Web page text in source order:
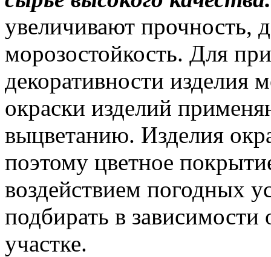
увеличивают прочность,
морозостойкость. Для
декоративности
окраски изделий
выцветанию. Изделия
поэтому цветное
воздействием погодных
подбирать в
участке.